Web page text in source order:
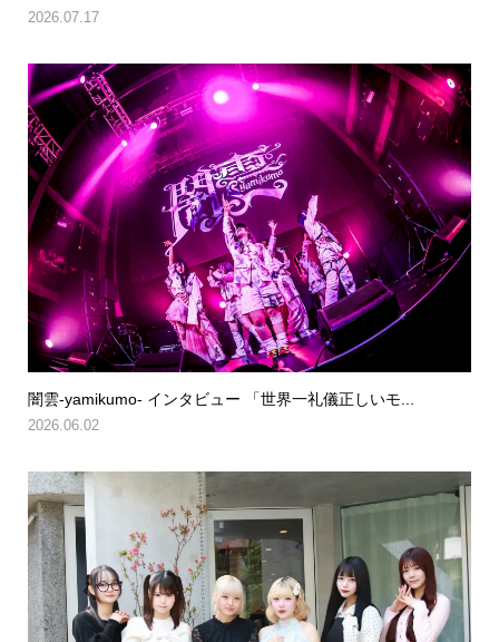
2026.07.17
闇雲-yamikumo- インタビュー 「世界一礼儀正しいモ...
2026.06.02